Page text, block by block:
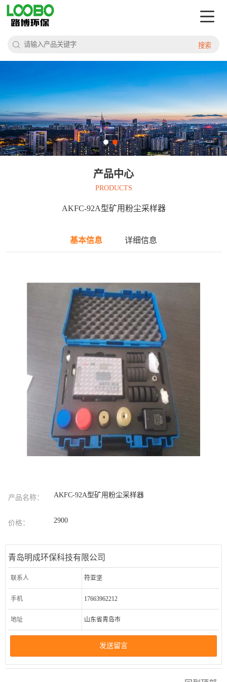
搜索
产品中心
PRODUCTS
AKFC-92A型矿用粉尘采样器
基本信息 详细信息
产品名称： AKFC-92A型矿用粉尘采样器
价格： 2900
青岛明成环保科技有限公司
联系人 符亚坚
手机 17663962212
地址 山东省青岛市
发送留言